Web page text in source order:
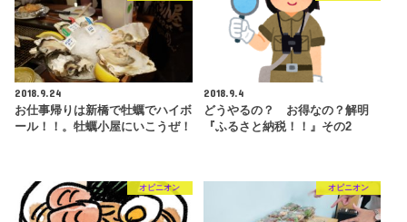
2018.9.24
お仕事帰りは新橋で牡蠣でハイボ
ール！！。牡蠣小屋にいこうぜ！
2018.9.4
どうやるの？ お得なの？解明
『ふるさと納税！！』その2
オピニオン オピニオン